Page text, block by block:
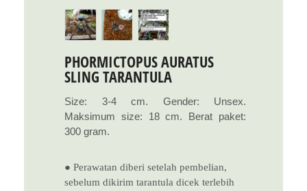
PHORMICTOPUS AURATUS
SLING TARANTULA
Size: 3-4 cm. Gender: Unsex.
Maksimum size: 18 cm. Berat paket:
300 gram.
● Perawatan diberi setelah pembelian,
sebelum dikirim tarantula dicek terlebih